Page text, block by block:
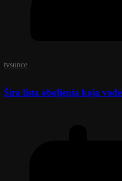
tvsunce
Šira lista oboljenja koja